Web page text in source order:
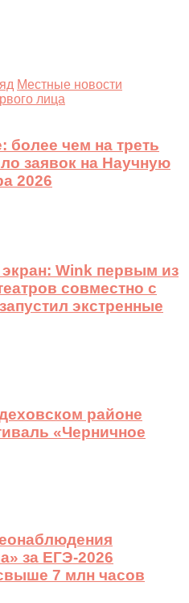
Местные новости
лица
более чем на треть
заявок на Научную
2026
Wink первым из
совместно с
экстренные
районе
«Черничное
за ЕГЭ-2026
7 млн часов